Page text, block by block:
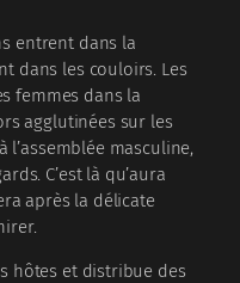
entrent dans la
dans les couloirs. Les
femmes dans la
agglutinées sur les
l’assemblée masculine,
C’est là qu’aura
après la délicate
hôtes et distribue des